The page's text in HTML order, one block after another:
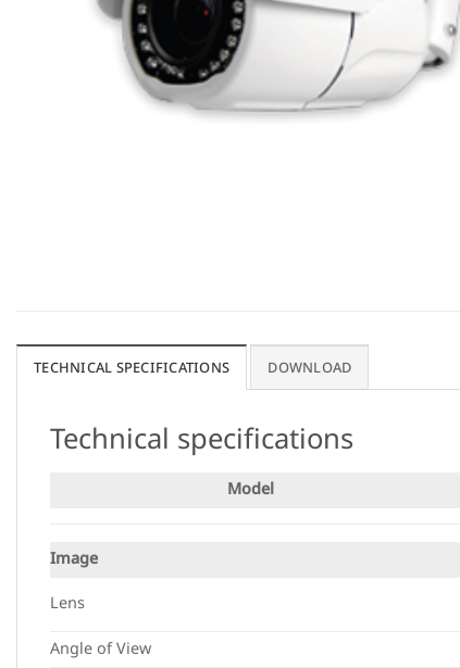
TECHNICAL SPECIFICATIONS DOWNLOAD
Technical specifications
Model
Image
Lens
Angle of View